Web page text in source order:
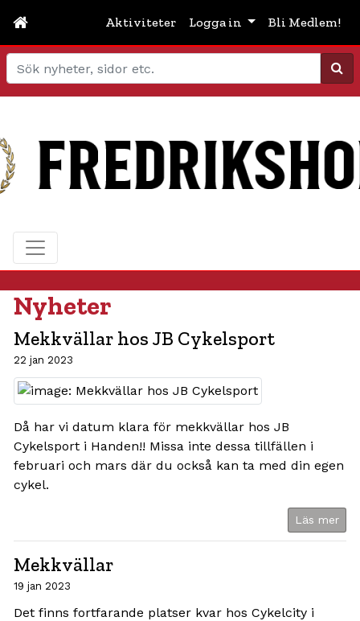
Aktiviteter Logga in Bli Medlem!
Sök
Nyheter
Mekkvällar hos JB Cykelsport
22 jan 2023
Då har vi datum klara för mekkvällar hos JB
Cykelsport i Handen!! Missa inte dessa tillfällen i
februari och mars där du också kan ta med din egen
cykel.
Läs mer
Mekkvällar
19 jan 2023
Det finns fortfarande platser kvar hos Cykelcity i